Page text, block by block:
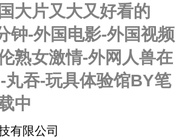
大片又大又好看的
钟-外国电影-外国视频
熟女激情-外网人兽在
丸吞-玩具体验馆BY笔
中
有限公司